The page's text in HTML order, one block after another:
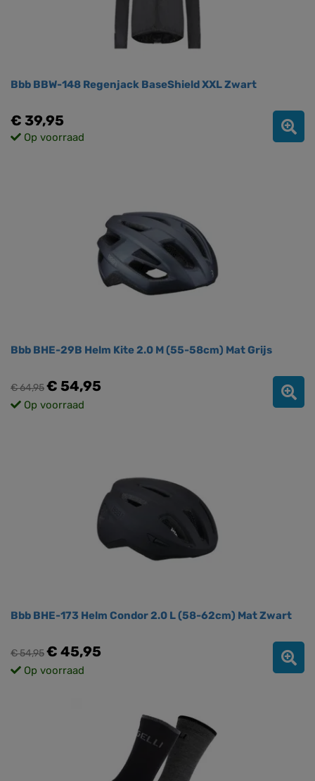
Bbb BBW-148 Regenjack BaseShield XXL Zwart
€ 39,95
Op voorraad
Bbb BHE-29B Helm Kite 2.0 M (55-58cm) Mat Grijs
€ 64,95€ 54,95
Op voorraad
Bbb BHE-173 Helm Condor 2.0 L (58-62cm) Mat Zwart
€ 54,95€ 45,95
Op voorraad